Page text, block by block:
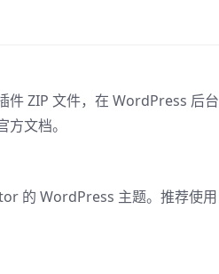
ZIP 文件，在 WordPress 后台
文档。
的 WordPress 主题。推荐使